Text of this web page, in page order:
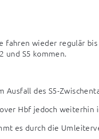
wieder regulär
und S5 kommen.
des S5-
Hbf jedoch
es durch die